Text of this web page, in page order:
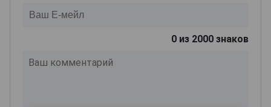
0 из 2000 знаков